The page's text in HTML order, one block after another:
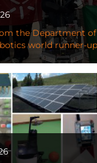
the Department
world runner-